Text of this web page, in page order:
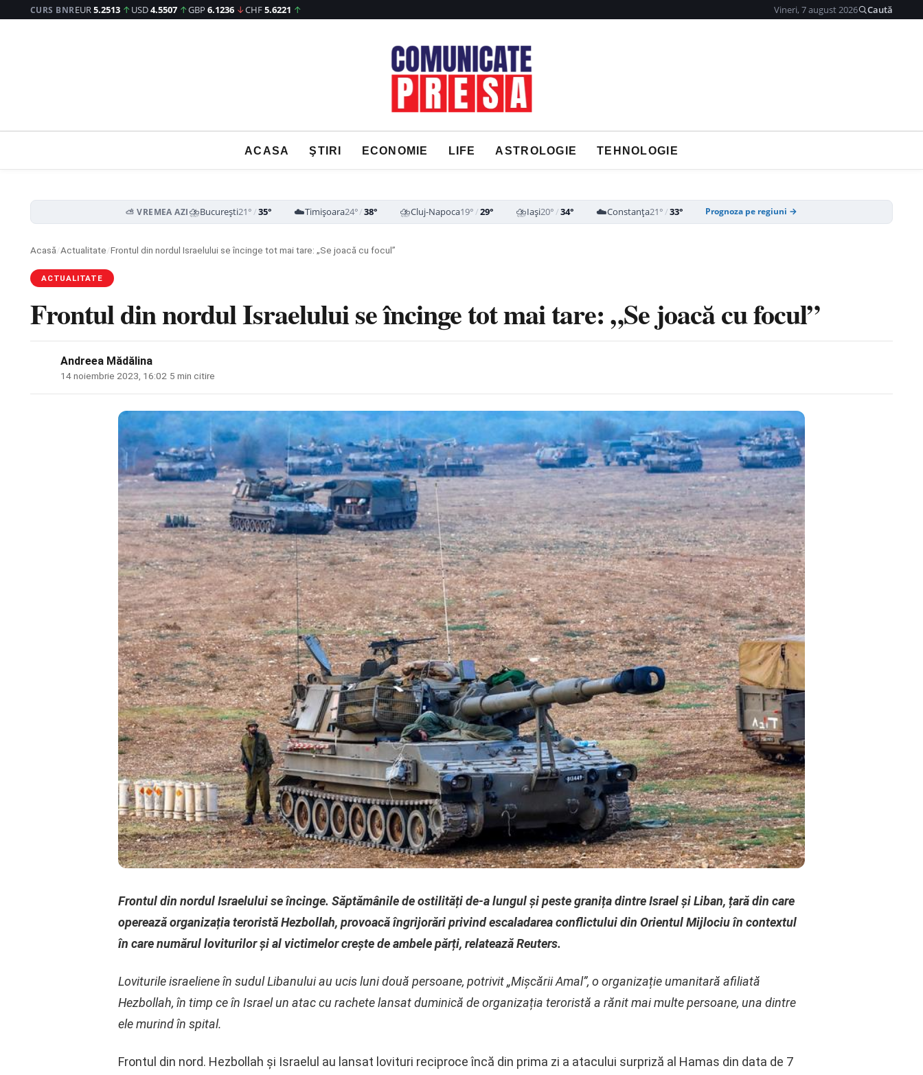
CURS BNR EUR5.2513 ↑USD4.5507 ↑GBP 6.1236 ↓CHF5.6221 ↑ Vineri, 7 august 2026 Caută
ACASA ŞTIRI ECONOMIE LIFE ASTROLOGIE TEHNOLOGIE
⛅ VREMEA AZI ⛈️București21°/35° ☁️Timișoara24°/38° ⛈️Cluj-Napoca19°/29° ⛈️Iași20°/34° ☁️Constanța21°/33° Prognoza pe regiuni →
Acasă/Actualitate/Frontul din nordul Israelului se încinge tot mai tare: „Se joacă cu focul”
ACTUALITATE
Frontul din nordul Israelului se încinge tot mai tare: „Se joacă cu focul”
Andreea Mădălina
14 noiembrie 2023, 16:02 5 min citire
Frontul din nordul Israelului se încinge. Săptămânile de ostilități de-a lungul și peste granița dintre Israel și Liban, țară din care
operează organizația teroristă Hezbollah, provoacă îngrijorări privind escaladarea conflictului din Orientul Mijlociu în contextul
în care numărul loviturilor și al victimelor crește de ambele părți, relatează Reuters.
Loviturile israeliene în sudul Libanului au ucis luni două persoane, potrivit „Mișcării Amal”, o organizație umanitară afiliată
Hezbollah, în timp ce în Israel un atac cu rachete lansat duminică de organizația teroristă a rănit mai multe persoane, una dintre
ele murind în spital.
Frontul din nord. Hezbollah și Israelul au lansat lovituri reciproce încă din prima zi a atacului surpriză al Hamas din data de 7